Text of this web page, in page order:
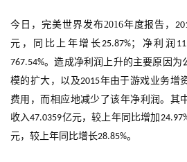
今日，完美世界发布2016年度报告，
元，同比上年增长25.87%；净利润
767.54%。造成净利润上升的主要原因为
模的扩大，以及2015年由于游戏业务增
费用，而相应地减少了该年净利润。其
收入47.0359亿元，较上年同比增加
元，较上年同比增长28.85%。